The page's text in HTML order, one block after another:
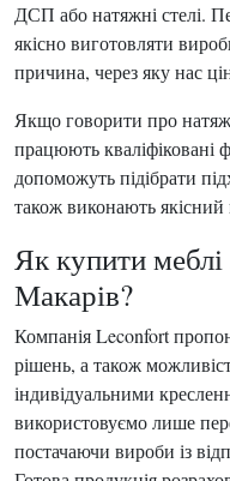
ДСП або натяжні стелі.
якісно виготовляти
причина, через яку нас
Якщо говорити про
працюють кваліфіковані
допоможуть підібрати
також виконають якісний
Як купити
Макарів?
Компанія Leconfort
рішень, а також
індивідуальними
використовуємо лише
постачаючи вироби із